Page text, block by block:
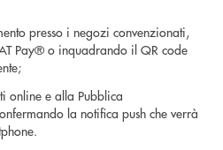
presso i negozi convenzionati,
Pay® o inquadrando il QR code
online e alla Pubblica
la notifica push che verrà